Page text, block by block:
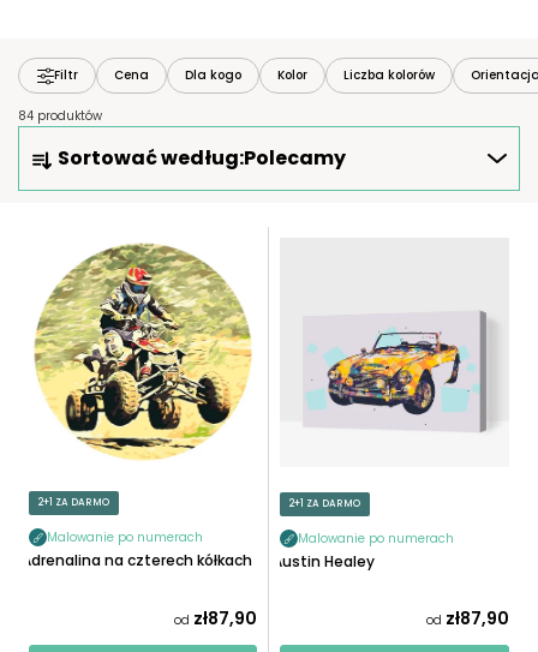
Filtr Cena Dla kogo Kolor Liczba kolorów
84 produktów
O
R
O
D
U
K
Sortować według:Polecamy
U
K
T
2+1 ZA DARMO
Malowanie po numerach
Adrenalina na czterech kółkach
od zł87,90
2+1 ZA DARMO
Malowanie po numerach
Austin Healey
od zł87,90